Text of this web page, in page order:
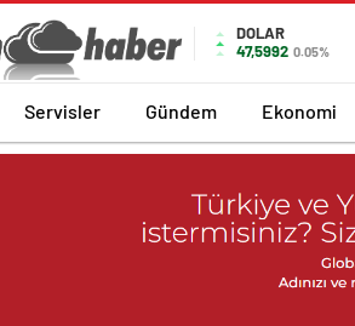
DOLAR
47,5992 0.05%
Servisler Gündem Ekonomi